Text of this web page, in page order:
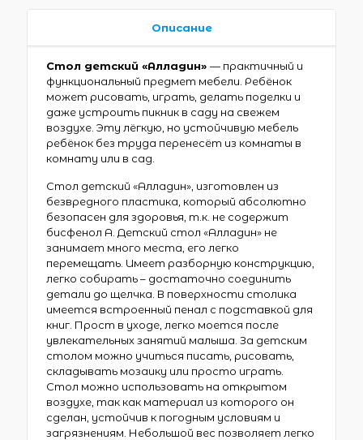
Описание
Стол детский «Алладин»— практичный и
функциональный предмет мебели. Ребёнок
может рисовать, играть, делать поделки и
даже устроить пикник в саду на свежем
воздухе. Эту лёгкую, но устойчивую мебель
ребёнок без труда перенесёт из комнаты в
комнату или в сад.
Стол детский «Алладин», изготовлен из
безвредного пластика, который абсолютно
безопасен для здоровья, т.к. не содержит
бисфенол А. Детский стол «Алладин» не
занимает много места, его легко
перемещать. Имеет разборную конструкцию,
легко собирать – достаточно соединить
детали до щелчка. В поверхности столика
имеется встроенный пенал с подставкой для
книг. Прост в уходе, легко моется после
увлекательных занятий малыша. За детским
столом можно учиться писать, рисовать,
складывать мозаику или просто играть.
Стол можно использовать на открытом
воздухе, так как материал из которого он
сделан, устойчив к погодным условиям и
загрязнениям. Небольшой вес позволяет легко